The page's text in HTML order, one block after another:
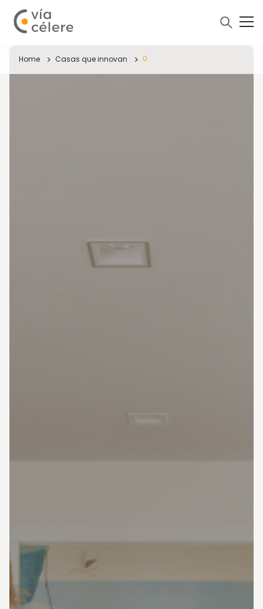
Home Casas que innovan 0